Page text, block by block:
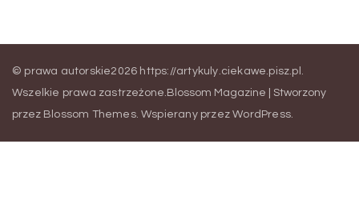
© prawa autorskie2026 https://artykuly.ciekawe.pisz.pl .
Wszelkie prawa zastrzeżone. Blossom Magazine | Stworzony
przez Blossom Themes. Wspierany przezWordPress.